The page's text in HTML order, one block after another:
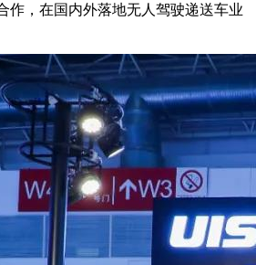
作，在国内外落地无人驾驶递送车业